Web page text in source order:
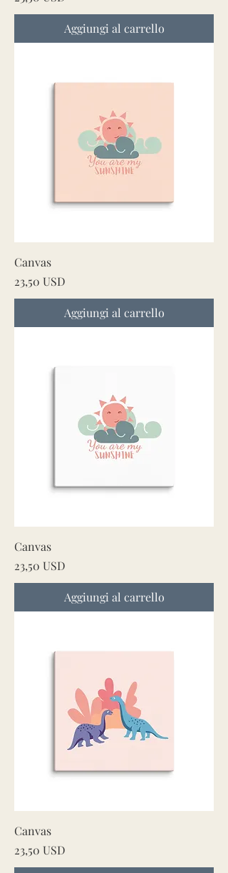
Aggiungi al carrello
Canvas
Prezzo
23,50 USD
Aggiungi al carrello
Canvas
Prezzo
23,50 USD
Aggiungi al carrello
Canvas
Prezzo
23,50 USD